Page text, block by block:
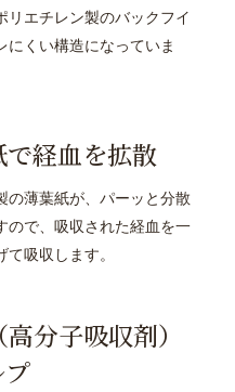
リエチレン製のバックフイ
にくい構造になっていま
経血を拡散
の薄葉紙が、パーッと分散
ので、吸収された経血を一
吸収します。
分子吸収剤）